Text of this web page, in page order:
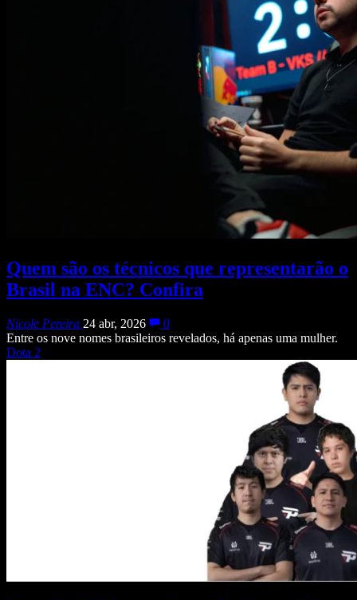
Quem são os técnicos que representarão o
Brasil na ENC? Confira
Nicole Pereira 24 abr, 2026
0
Entre os nove nomes brasileiros revelados, há apenas uma mulher.
Dota 2